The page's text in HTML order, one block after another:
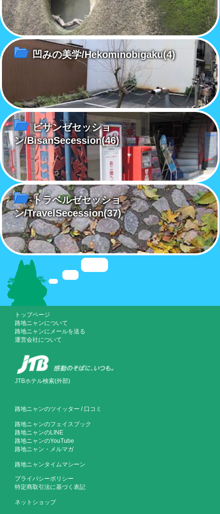
凹みの美学/Hekominobigaku(4)
ビサンゼセッショ
ン/BisanSecession(46)
トラベルゼセッショ
ン/TravelSecession(37)
トップページ
路地ニャンについて
路地ニャンにメールを送る
運営会社について
JTBホテル検索(外部)
路地ニャンのツイッター / 口コミ
路地ニャンのフェイスブック
路地ニャンのLINE
路地ニャンのYouTube
路地ニャン・メルマガ
路地ニャンタイムマシーン
プライバシーポリシー
特定商取引法に基づく表記
ネットショップ